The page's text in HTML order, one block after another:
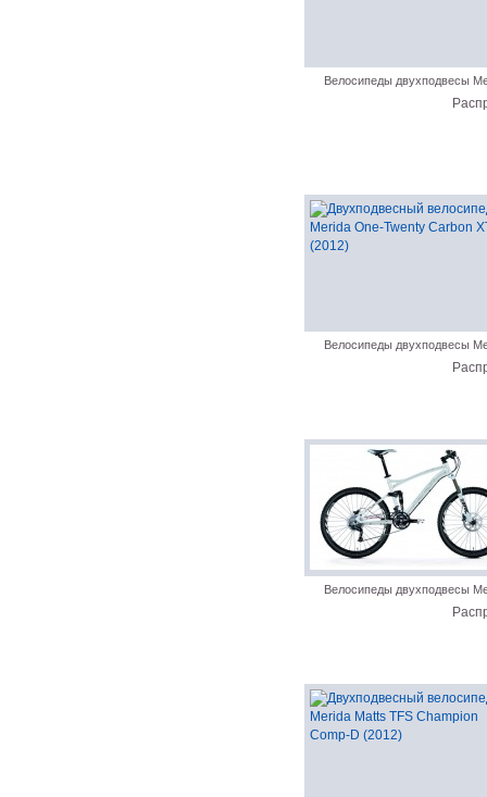
Велосипеды двухподвесы
Велосипеды двухподвесы
Велосипеды двухподвесы